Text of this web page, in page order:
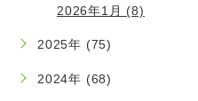
2026年1月 (8)
2025年 (75)
2024年 (68)